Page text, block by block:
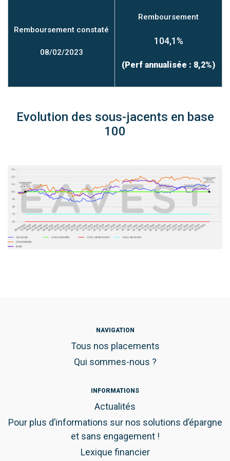
Remboursement constaté
08/02/2023
Remboursement
104,1%
(Perf annualisée : 8,2%)
Evolution des sous-jacents en base
100
NAVIGATION
Tous nos placements
Qui sommes-nous ?
INFORMATIONS
Actualités
Pour plus d’informations sur nos solutions d’épargne
et sans engagement !
Lexique financier